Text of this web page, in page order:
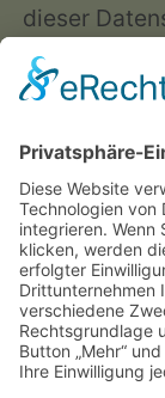
dieser
Technologie
Einwilligung
Cookies auf
bestimmter
diese
ist die
7, 80331